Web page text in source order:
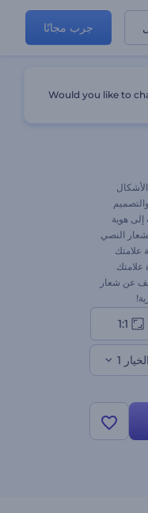
جرب مجانًا
إلى هوية
النصي
علامتك
علامتك
عن شعار
1:1
الخيار 1
Would you like to